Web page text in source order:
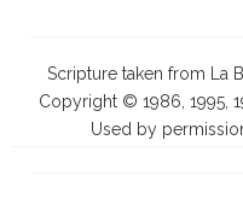
Scripture taken from La
Copyright © 1986, 1995,
Used by